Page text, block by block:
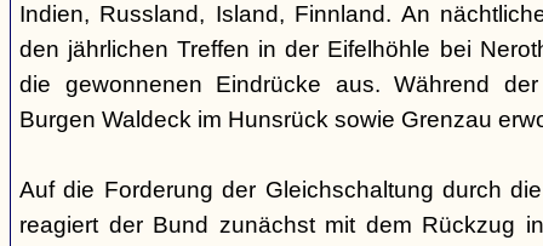
Indien, Russland, Island, Finnland. An
den jährlichen Treffen in der Eifelhöhle bei
die gewonnenen Eindrücke aus. Während
Burgen Waldeck im Hunsrück sowie Grenzau
Auf die Forderung der Gleichschaltung durch
reagiert der Bund zunächst mit dem Rückzug